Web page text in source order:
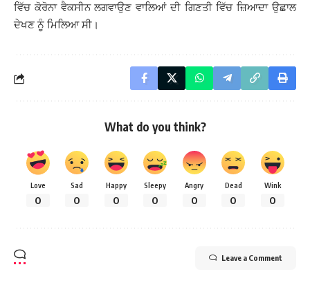
ਵਿੱਚ ਕੋਰੋਨਾ ਵੈਕਸੀਨ ਲਗਵਾਉਣ ਵਾਲਿਆਂ ਦੀ ਗਿਣਤੀ ਵਿੱਚ ਜ਼ਿਆਦਾ ਉਛਾਲ
ਦੇਖਣ ਨੂੰ ਮਿਲਿਆ ਸੀ।
What do you think?
Love
0
Sad
0
Happy
0
Sleepy
0
Angry
0
Dead
0
Wink
0
Leave a Comment